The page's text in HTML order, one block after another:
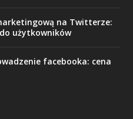
na Twitterze:
użytkowników
facebooka: cena